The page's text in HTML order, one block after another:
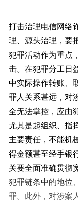
打击治理电信网络
理、源头治理，要
犯罪活动作为重点
击。在犯罪分工日
中实际操作转账、
罪人关系甚远，对
全无法掌控，应由
尤其是起组织、指
主要责任，不能机
得金额甚至经手银
关要全面准确贯彻
犯罪链条中的地位
罪。此外，对涉案